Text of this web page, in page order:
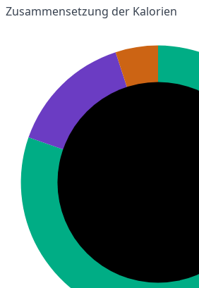
Zusammensetzung der Kalorien